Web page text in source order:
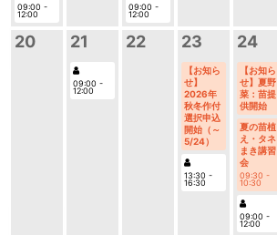
09:00 -
12:00
09:00 -
12:00
20 21
09:00 -
12:00
22 23
【お知ら
せ】
2026年
秋冬作付
選択申込
開始（～
5/24）
13:30 -
16:30
24
【お知ら
せ】夏野
菜：苗提
供開始
夏の苗植
え・タネ
まき講習
会
09:30 -
10:30
09:00 -
12:00